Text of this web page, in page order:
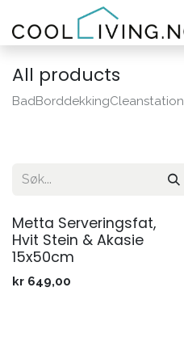
Skip to Content
All products
BadBorddekkingCleanstation
Metta Serveringsfat,
Hvit Stein & Akasie
15x50cm
kr 649,00